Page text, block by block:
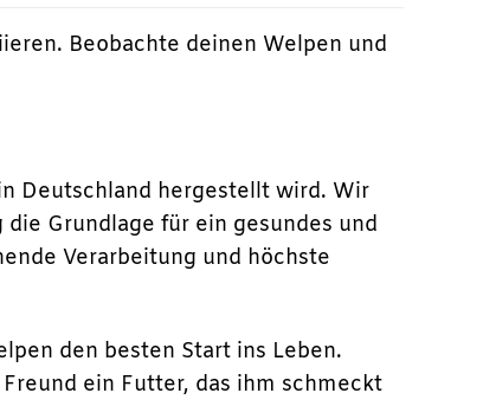
Beobachte deinen Welpen und
Deutschland hergestellt wird. Wir
Grundlage für ein gesundes und
Verarbeitung und höchste
den besten Start ins Leben.
ein Futter, das ihm schmeckt